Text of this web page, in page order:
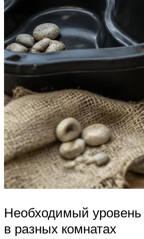
Необходимый
в разных комнатах